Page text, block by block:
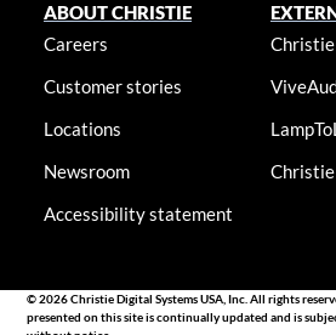
ABOUT CHRISTIE
Careers
Customer stories
Locations
Newsroom
Accessibility statement
Christie
© 2026 Christie Digital Systems USA, Inc. All rights
presented on this site is continually updated and is